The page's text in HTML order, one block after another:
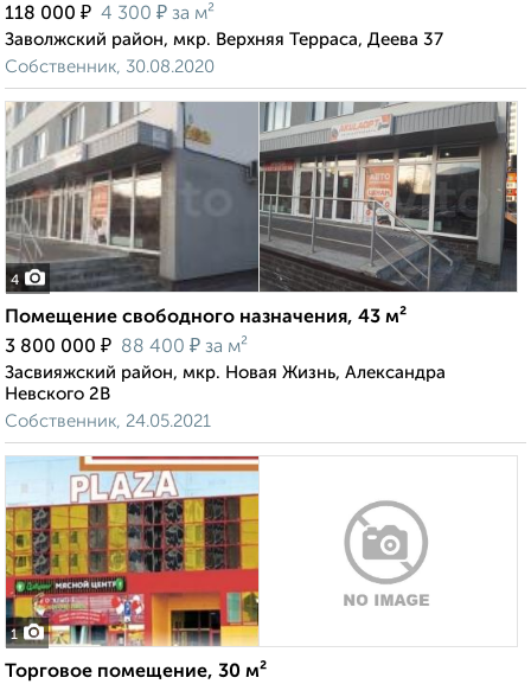
118 000 ₽ 4 300 ₽ за м²
Заволжский район, мкр. Верхняя Терраса, Деева 37
Собственник, 30.08.2020
4
Помещение свободного назначения, 43 м²
3 800 000 ₽ 88 400 ₽ за м²
Засвияжский район, мкр. Новая Жизнь, Александра
Невского 2В
Собственник, 24.05.2021
1
Торговое помещение, 30 м²